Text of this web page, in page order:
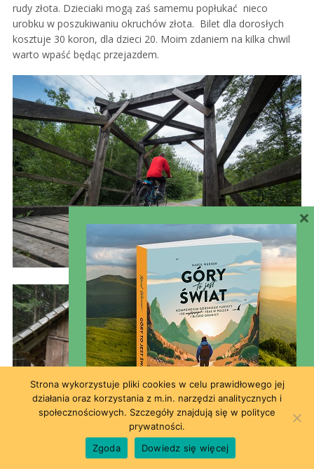
rudy złota. Dzieciaki mogą zaś samemu popłukać nieco
urobku w poszukiwaniu okruchów złota. Bilet dla dorosłych
kosztuje 30 koron, dla dzieci 20. Moim zdaniem na kilka chwil
warto wpaść będąc przejazdem.
Strona wykorzystuje pliki cookies w celu prawidłowego jej
działania oraz korzystania z m.in. narzędzi analitycznych i
społecznościowych. Szczegóły znajdują się w polityce
prywatności.
Zgoda
Dowiedz się więcej
×